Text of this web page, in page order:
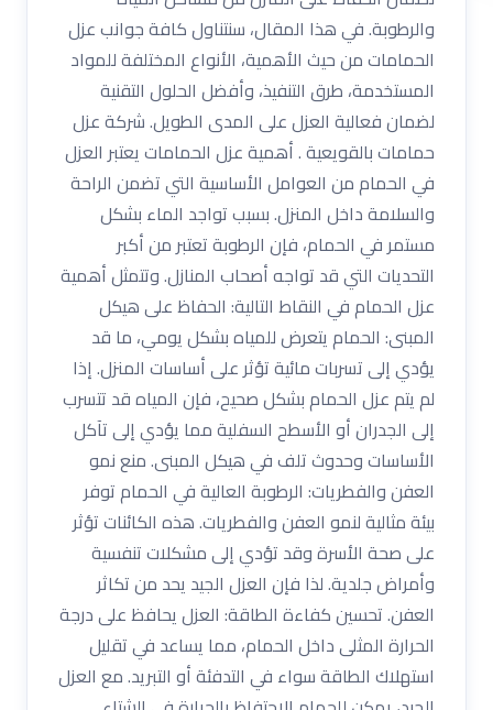
والرطوبة. في هذا المقال، سنتناول كافة جوانب عزل
الحمامات من حيث الأهمية، الأنواع المختلفة للمواد
المستخدمة، طرق التنفيذ، وأفضل الحلول التقنية
لضمان فعالية العزل على المدى الطويل. شركة عزل
حمامات بالقويعية . أهمية عزل الحمامات يعتبر العزل
في الحمام من العوامل الأساسية التي تضمن الراحة
والسلامة داخل المنزل. بسبب تواجد الماء بشكل
مستمر في الحمام، فإن الرطوبة تعتبر من أكبر
التحديات التي قد تواجه أصحاب المنازل. وتتمثل أهمية
عزل الحمام في النقاط التالية: الحفاظ على هيكل
المبنى: الحمام يتعرض للمياه بشكل يومي، ما قد
يؤدي إلى تسربات مائية تؤثر على أساسات المنزل. إذا
لم يتم عزل الحمام بشكل صحيح، فإن المياه قد تتسرب
إلى الجدران أو الأسطح السفلية مما يؤدي إلى تآكل
الأساسات وحدوث تلف في هيكل المبنى. منع نمو
العفن والفطريات: الرطوبة العالية في الحمام توفر
بيئة مثالية لنمو العفن والفطريات. هذه الكائنات تؤثر
على صحة الأسرة وقد تؤدي إلى مشكلات تنفسية
وأمراض جلدية. لذا فإن العزل الجيد يحد من تكاثر
العفن. تحسين كفاءة الطاقة: العزل يحافظ على درجة
الحرارة المثلى داخل الحمام، مما يساعد في تقليل
استهلاك الطاقة سواء في التدفئة أو التبريد. مع العزل